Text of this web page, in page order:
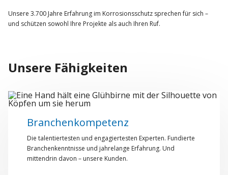
Unsere 3.700 Jahre Erfahrung im Korrosionsschutz sprechen für sich –
und schützen sowohl Ihre Projekte als auch Ihren Ruf.
Unsere Fähigkeiten
Branchenkompetenz
Die talentiertesten und engagiertesten Experten. Fundierte
Branchenkenntnisse und jahrelange Erfahrung. Und
mittendrin davon – unsere Kunden.